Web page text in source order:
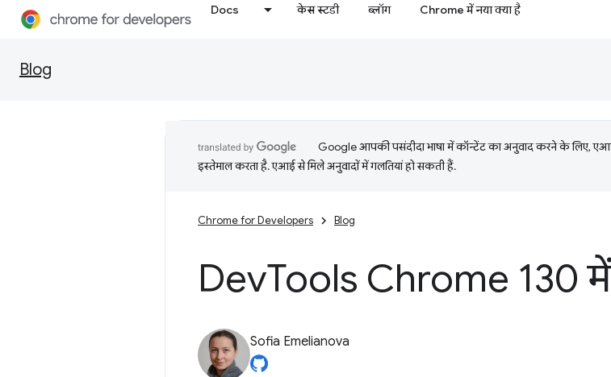
Docs केस स्टडी ब्लॉग Chrome में नया क्या है
Blog
Google आपकी पसंदीदा भाषा में कॉन्टेंट का अनुवाद करने के लिए,
इस्तेमाल करता है. एआई से मिले अनुवादों में गलतियां हो सकती हैं.
Chrome for Developers Blog
DevTools Chrome 130
Sofia Emelianova